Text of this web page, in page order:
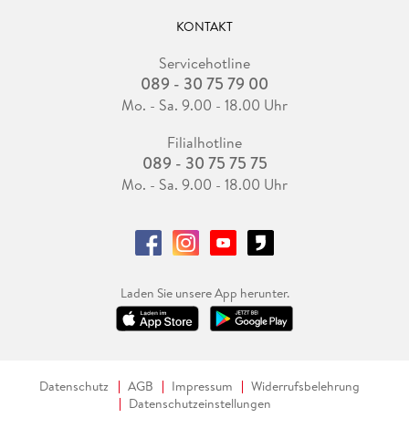
KONTAKT
Servicehotline
089 - 30 75 79 00
Mo. - Sa. 9.00 - 18.00 Uhr
Filialhotline
089 - 30 75 75 75
Mo. - Sa. 9.00 - 18.00 Uhr
Laden Sie unsere App herunter.
Datenschutz AGB Impressum
Widerrufsbelehrung
Datenschutzeinstellungen